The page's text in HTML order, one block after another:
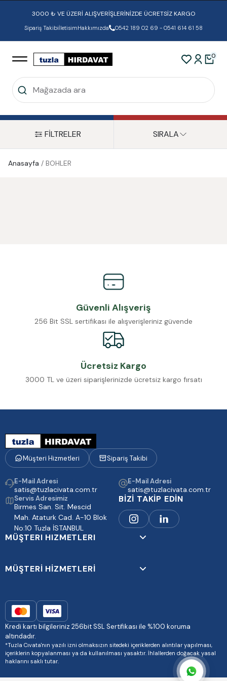
3000 ₺ VE ÜZERİ ALIŞVERİŞLERİNİZDE ÜCRETSİZ KARGO
Sipariş TakibiİletisimHakkımızda 0542 189 02 69 - 0541 614 61 58
0
FİLTRELER SIRALA
Anasayfa / BOHLER
Güvenli Alışveriş
256 Bit SSL sertifikası ile alışverişleriniz güvende
Ücretsiz Kargo
3000 TL ve üzeri siparişlerinizde ücretsiz kargo fırsatı
Müşteri Hizmetleri Sipariş Takibi
E-Mail Adresi
satis@tuzlacivata.com.tr
E-Mail Adresi
satis@tuzlacivata.com.tr
Servis Adresimiz
Birmes San. Sit. Mescid
Mah. Ataturk Cad. A-10 Blok
No:10 Tuzla İSTANBUL
BİZİ TAKİP EDİN
MÜŞTERI HIZMETLERI
MÜŞTERİ HİZMETLERİ
Kredi kartı bilgileriniz 256bit SSL Sertifikası ile %100 koruma
altındadır.
*Tuzla Cıvata'nın yazılı izni olmaksızın sitedeki içeriklerden alıntılar yapılması,
içeriklerin kopyalanması ya da kullanılması yasaktır. İhlallerden doğacak yasal
haklarını saklı tutar.